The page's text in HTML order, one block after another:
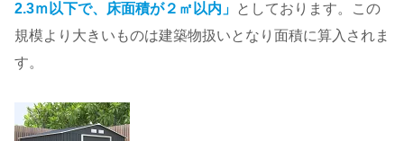
2.3ｍ以下で、床面積が２㎡以内」
としております。この
規模より大きいものは建築物扱いとなり面積に算入されま
す。